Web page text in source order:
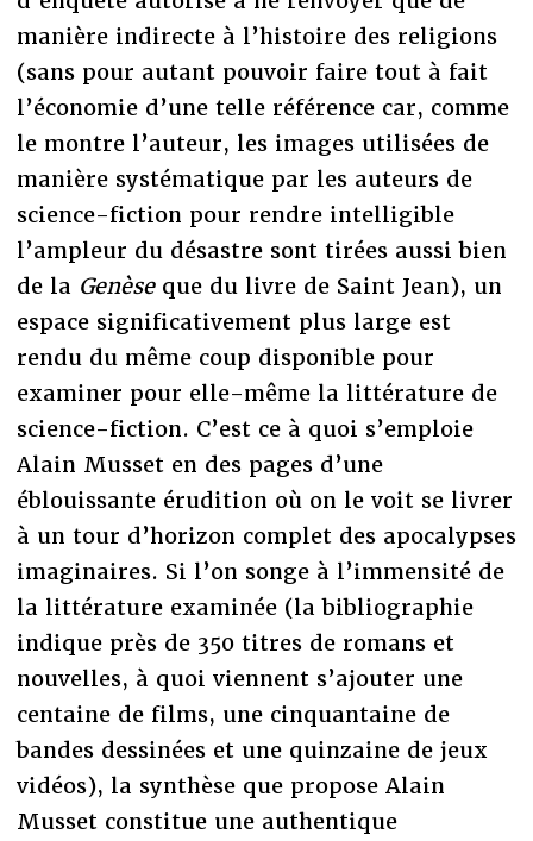
manière indirecte à l’histoire des religions
(sans pour autant pouvoir faire tout à fait
l’économie d’une telle référence car, comme
le montre l’auteur, les images utilisées de
manière systématique par les auteurs de
science-fiction pour rendre intelligible
l’ampleur du désastre sont tirées aussi bien
de la Genèseque du livre de Saint Jean), un
espace significativement plus large est
rendu du même coup disponible pour
examiner pour elle-même la littérature de
science-fiction. C’est ce à quoi s’emploie
Alain Musset en des pages d’une
éblouissante érudition où on le voit se livrer
à un tour d’horizon complet des apocalypses
imaginaires. Si l’on songe à l’immensité de
la littérature examinée (la bibliographie
indique près de 350 titres de romans et
nouvelles, à quoi viennent s’ajouter une
centaine de films, une cinquantaine de
bandes dessinées et une quinzaine de jeux
vidéos), la synthèse que propose Alain
Musset constitue une authentique